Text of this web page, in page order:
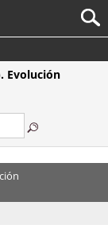
Evolución